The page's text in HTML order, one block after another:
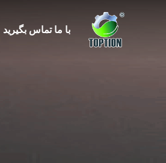
با ما تماس بگیرید